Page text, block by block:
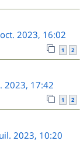
2023, 16:02
1 2
2023, 17:42
1 2
2023, 10:20